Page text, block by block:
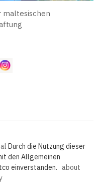
maltesischen
Durch die Nutzung dieser
den Allgemeinen
einverstanden. about